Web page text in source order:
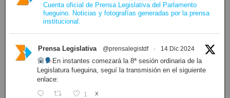
Cuenta oficial de Prensa Legislativa del Parlamento
fueguino. Noticias y fotografías generadas por la prensa
institucional.
Prensa Legislativa @prensalegistdf · 14 Dic 2024
En instantes comezará la 8ª sesión ordinaria de la
Legislatura fueguina, seguí la transmisión en el siguiente
enlace:
1 X